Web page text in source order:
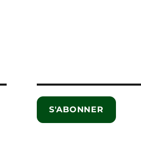
S'ABONNER